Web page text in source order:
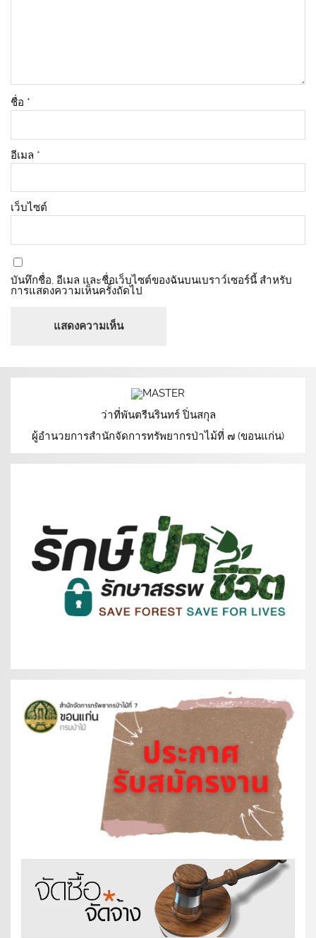
ชื่อ *
อีเมล *
เว็บไซต์
บันทึกชื่อ, อีเมล และชื่อเว็บไซต์ของฉันบนเบราว์เซอร์นี้ สำหรับ
การแสดงความเห็นครั้งถัดไป
ว่าที่พันตรีนรินทร์ ปิ่นสกุล
ผู้อำนวยการสำนักจัดการทรัพยากรป่าไม้ที่ ๗ (ขอนแก่น)